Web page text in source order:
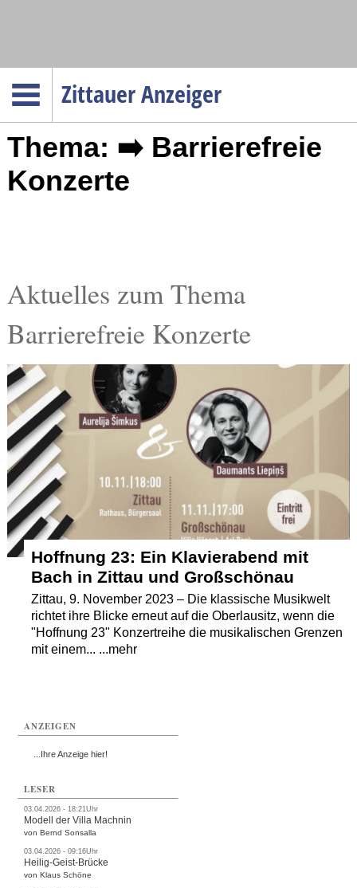
Zittauer Anzeiger
Menüpunkte
Startseite
Gesellschaft
Gesundheit
Termine
Kostenlos
Thema: ➡️ Barrierefreie
Konzerte
Aktuelles zum Thema
Barrierefreie Konzerte
Hoffnung 23: Ein Klavierabend mit
Bach in Zittau und Großschönau
Zittau, 9. November 2023 – Die klassische Musikwelt
richtet ihre Blicke erneut auf die Oberlausitz, wenn die
"Hoffnung 23" Konzertreihe die musikalischen Grenzen
mit einem... ...mehr
ANZEIGEN
...Ihre Anzeige hier!
LESER
03.04.2026 - 18:21Uhr
Modell der Villa Machnin
von Bernd Sonsalla
03.04.2026 - 09:16Uhr
Heilig-Geist-Brücke
von Klaus Schöne